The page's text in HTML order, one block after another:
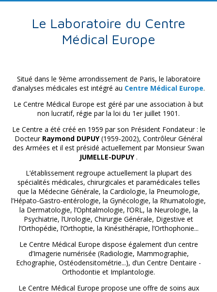
Le Laboratoire du Centre
Médical Europe
Situé dans le 9ème arrondissement de Paris, le laboratoire
d’analyses médicales est intégré au Centre Médical Europe.
Le Centre Médical Europe est géré par une association à but
non lucratif, régie par la loi du 1er juillet 1901.
Le Centre a été créé en 1959 par son Président Fondateur : le
Docteur Raymond DUPUY(1959-2002), Contrôleur Général
des Armées et il est présidé actuellement par Monsieur Swan
JUMELLE-DUPUY .
L’établissement regroupe actuellement la plupart des
spécialités médicales, chirurgicales et paramédicales telles
que la Médecine Générale, la Cardiologie, la Pneumologie,
l’Hépato-Gastro-entérologie, la Gynécologie, la Rhumatologie,
la Dermatologie, l’Ophtalmologie, l’ORL, la Neurologie, la
Psychiatrie, l’Urologie, Chirurgie Générale, Digestive et
l’Orthopédie, l’Orthoptie, la Kinésithérapie, l’Orthophonie...
Le Centre Médical Europe dispose également d’un centre
d’Imagerie numérisée (Radiologie, Mammographie,
Echographie, Ostéodensitométrie...), d’un Centre Dentaire -
Orthodontie et Implantologie.
Le Centre Médical Europe propose une offre de soins aux